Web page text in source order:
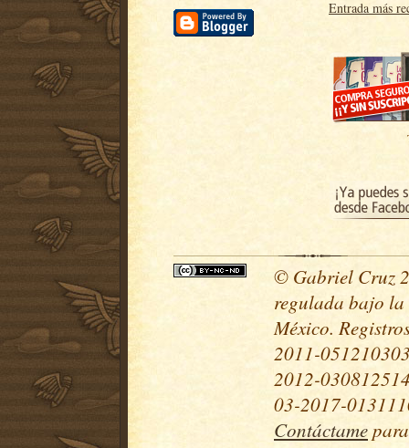
Entrada más
© Gabriel Cruz
regulada bajo la
México.
2011-
2012-
03-2017-
Contáctame